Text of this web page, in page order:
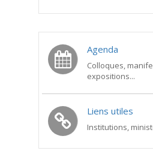
Agenda
Colloques,
expositions...
Liens utiles
Institutions,